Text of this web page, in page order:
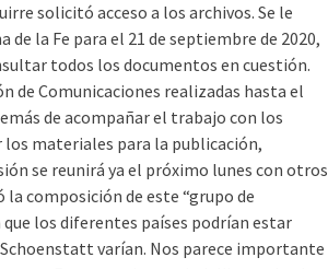
solicitó acceso a los archivos. Se le
la Fe para el 21 de septiembre de 2020,
todos los documentos en cuestión.
de Comunicaciones realizadas hasta el
de acompañar el trabajo con los
los materiales para la publicación,
se reunirá ya el próximo lunes con otros
composición de este “grupo de
los diferentes países podrían estar
varían. Nos parece importante